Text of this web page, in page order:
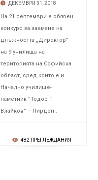
ДЕКЕМВРИ 31, 2018
На 21 септември е обявен
конкурс за заемане на
длъжността „Директор”
на 9 училища на
територията на Софийска
област, сред които е и
Начално училище-
паметник ”Тодор Г.
Влайков” – Пирдоп..
482 ПРЕГЛЕЖДАНИЯ